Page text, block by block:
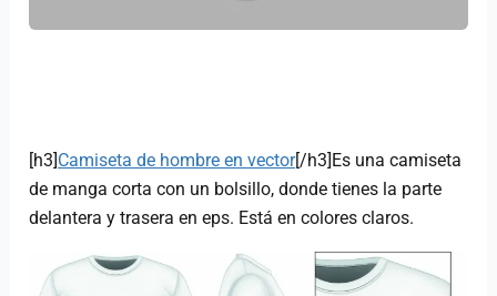
[h3]Camiseta de hombre en vector[/h3]Es una camiseta
de manga corta con un bolsillo, donde tienes la parte
delantera y trasera en eps. Está en colores claros.